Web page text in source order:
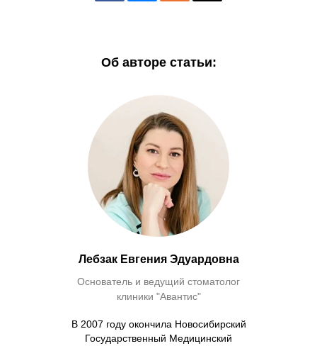
Об авторе статьи:
Лебзак Евгения Эдуардовна
Основатель и ведущий стоматолог
клиники "Авантис"
В 2007 году окончила Новосибирский
Государственный Медицинский